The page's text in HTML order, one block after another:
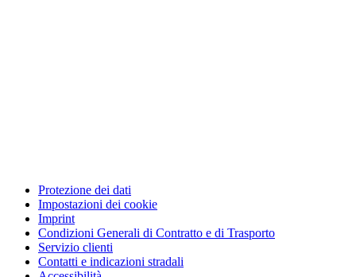
Protezione dei dati
Impostazioni dei cookie
Imprint
Condizioni Generali di Contratto e di Trasporto
Servizio clienti
Contatti e indicazioni stradali